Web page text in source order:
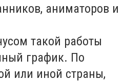
аниматоров и
такой работы
график. По
или иной страны,